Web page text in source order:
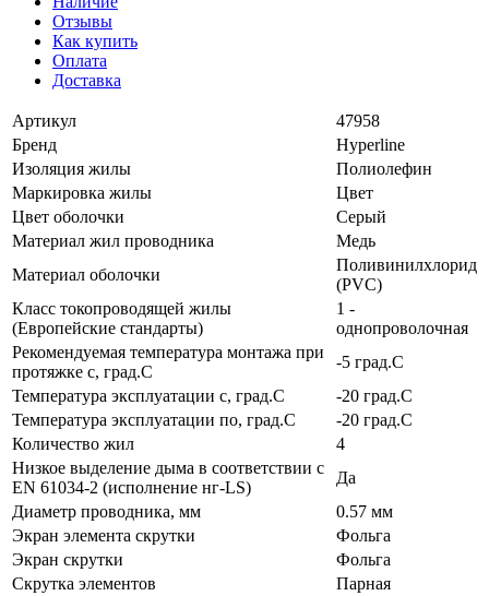
Отзывы
Как купить
Оплата
Доставка
Артикул
47958
Бренд
Hyperline
Изоляция жилы
Полиолефин
Маркировка жилы
Цвет
Цвет оболочки
Серый
Материал жил проводника
Медь
Материал оболочки
Поливинилхлорид
(PVC)
Класс токопроводящей жилы
(Европейские стандарты)
1 -
однопроволочная
Рекомендуемая температура монтажа при
протяжке с, град.C
-5 град.C
Температура эксплуатации с, град.C
-20 град.C
Температура эксплуатации по, град.C
-20 град.C
Количество жил
4
Низкое выделение дыма в соответствии с
EN 61034-2 (исполнение нг-LS)
Да
Диаметр проводника, мм
0.57 мм
Экран элемента скрутки
Фольга
Экран скрутки
Фольга
Скрутка элементов
Парная